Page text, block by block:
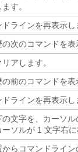
す。
ラインを再表示し
次のコマンドを表
アします。
前のコマンドを表
ラインを再表示し
文字を、カーソル
ソルが 1 文字右に
らコマンドライン